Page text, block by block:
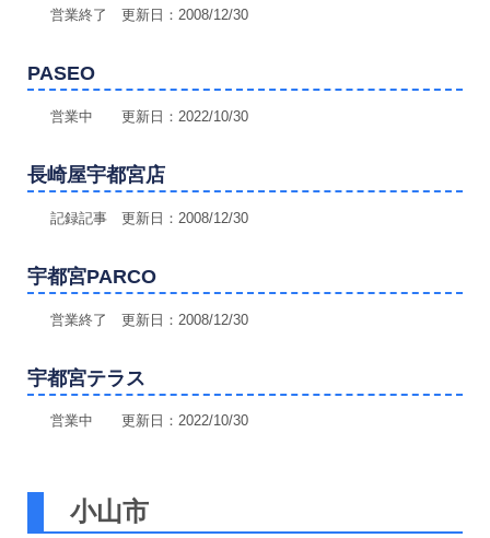
営業終了 更新日：2008/12/30
PASEO
営業中 更新日：2022/10/30
長崎屋宇都宮店
記録記事 更新日：2008/12/30
宇都宮PARCO
営業終了 更新日：2008/12/30
宇都宮テラス
営業中 更新日：2022/10/30
小山市